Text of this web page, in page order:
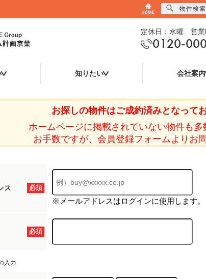
定休日：水曜 営業
0120-
知りたい 会社案内
お探しの物件はご成約済みとなってお
ホームページに掲載されていない物件も多
お手数ですが、会員登録フォームよりお
必須
ス
※メールアドレスはログインに使用します。
必須
入力
物件検索